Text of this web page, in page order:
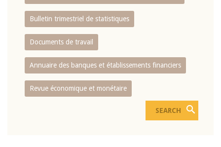
Bulletin trimestriel de statistiques
Documents de travail
Annuaire des banques et établissements financiers
Revue économique et monétaire